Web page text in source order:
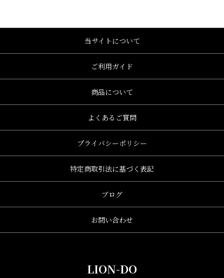
当サイトについて
ご利用ガイド
商品について
よくあるご質問
プライバシーポリシー
特定商取引法に基づく表記
ブログ
お問い合わせ
LION-DO